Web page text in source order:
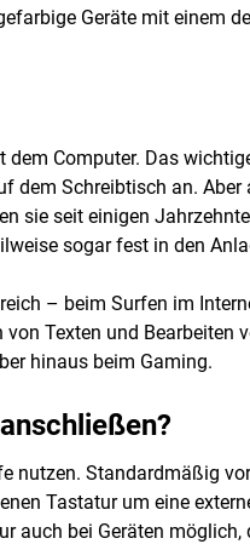
Geräte mit einem
Computer. Das
Schreibtisch an.
sie seit einigen
sogar fest in den
– beim Surfen im
Texten und
hinaus beim Gaming.
Standardmäßig
Tastatur um eine
auch bei Geräten